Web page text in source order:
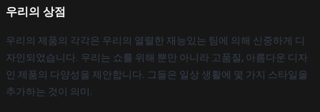
우리의 상점
우리의 제품의 각각은 우리의 열렬한 재능있는 팀에 의해 신중하게 디
자인되었습니다. 우리는 쇼를 위해 뿐만 아니라 고품질, 아름다운 디자
인 제품의 다양성을 제안합니다. 그들은 일상 생활에 몇 가지 스타일을
추가하는 것이 의미.